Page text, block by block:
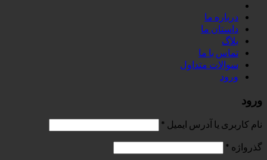
درباره ما
داستان ما
بلاگ
تماس با ما
سوالات متداول
ورود
ورود
نام کاربری یا آدرس ایمیل *
گذرواژه *